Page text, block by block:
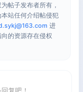
帖子发布者所有，
站任何介绍帖侵犯
进
的资源存在侵权